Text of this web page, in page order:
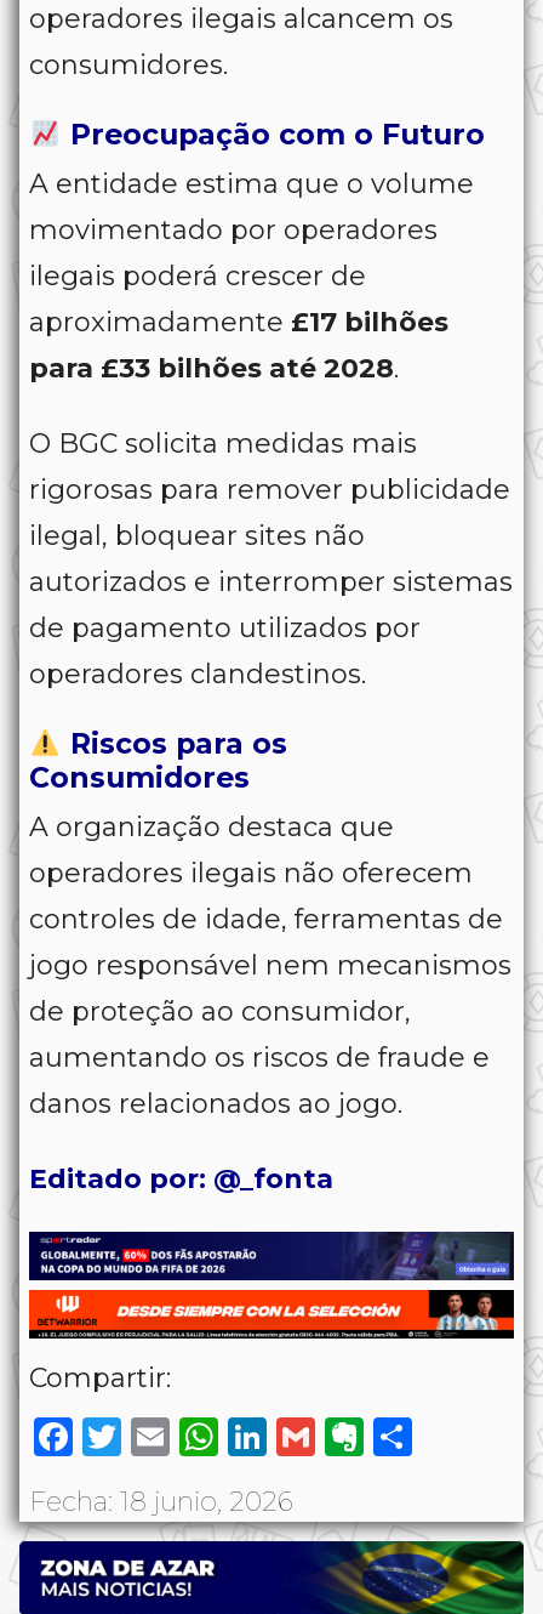
operadores ilegais alcancem os
consumidores.
Preocupação com o Futuro
A entidade estima que o volume
movimentado por operadores
ilegais poderá crescer de
aproximadamente £17 bilhões
para £33 bilhões até 2028.
O BGC solicita medidas mais
rigorosas para remover publicidade
ilegal, bloquear sites não
autorizados e interromper sistemas
de pagamento utilizados por
operadores clandestinos.
Riscos para os
Consumidores
A organização destaca que
operadores ilegais não oferecem
controles de idade, ferramentas de
jogo responsável nem mecanismos
de proteção ao consumidor,
aumentando os riscos de fraude e
danos relacionados ao jogo.
Editado por: @_fonta
Compartir:
Facebook
Twitter
EmailWhatsApp
LinkedIn
GmailEvernote
Fecha: 18 junio, 2026